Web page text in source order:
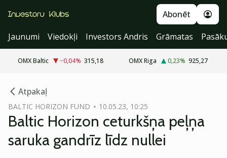
Abonēt
Jaunumi
Viedokļi Investors Andris Grāmatas
OMX Baltic −0,04% 315,18 OMX Riga 0,23% 925,27
Atpakaļ
BALTIC HORIZON FUND 10.05.23, 10:25
Baltic Horizon ceturkšņa peļņa
saruka gandrīz līdz nullei